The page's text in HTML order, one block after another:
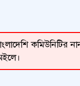
কমিউনিটির